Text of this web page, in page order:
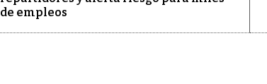
de empleos